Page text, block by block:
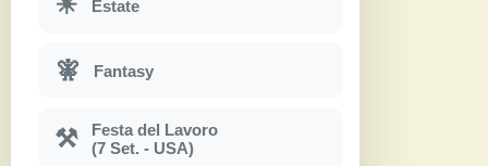
Estate
🧚 Fantasy
⚒
Festa del Lavoro
(7 Set. - USA)